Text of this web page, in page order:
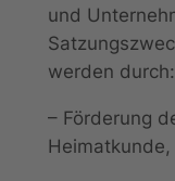
und
werden durch:
– Förderung
Heimatkunde,